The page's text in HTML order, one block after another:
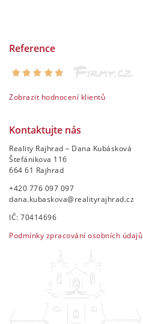
Reference
Zobrazit hodnocení klientů
Kontaktujte nás
Reality Rajhrad – Dana Kubásková
Štefánikova 116
664 61 Rajhrad
+420 776 097 097
dana.kubaskova@realityrajhrad.cz
IČ: 70414696
Podmínky zpracování osobních údajů